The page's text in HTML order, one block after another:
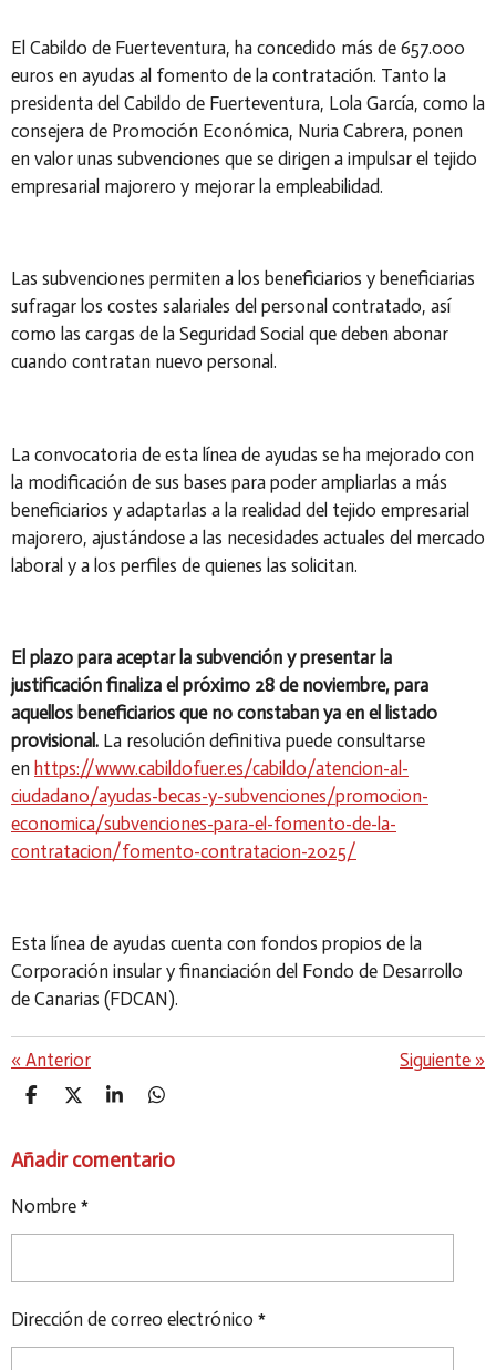
El Cabildo de Fuerteventura, ha concedido más de 657.000
euros en ayudas al fomento de la contratación. Tanto la
presidenta del Cabildo de Fuerteventura, Lola García, como la
consejera de Promoción Económica, Nuria Cabrera, ponen
en valor unas subvenciones que se dirigen a impulsar el tejido
empresarial majorero y mejorar la empleabilidad.
Las subvenciones permiten a los beneficiarios y beneficiarias
sufragar los costes salariales del personal contratado, así
como las cargas de la Seguridad Social que deben abonar
cuando contratan nuevo personal.
La convocatoria de esta línea de ayudas se ha mejorado con
la modificación de sus bases para poder ampliarlas a más
beneficiarios y adaptarlas a la realidad del tejido empresarial
majorero, ajustándose a las necesidades actuales del mercado
laboral y a los perfiles de quienes las solicitan.
El plazo para aceptar la subvención y presentar la
justificación finaliza el próximo 28 de noviembre, para
aquellos beneficiarios que no constaban ya en el listado
provisional. La resolución definitiva puede consultarse
en https://www.cabildofuer.es/cabildo/atencion-al-
ciudadano/ayudas-becas-y-subvenciones/promocion-
economica/subvenciones-para-el-fomento-de-la-
contratacion/fomento-contratacion-2025/
Esta línea de ayudas cuenta con fondos propios de la
Corporación insular y financiación del Fondo de Desarrollo
de Canarias (FDCAN).
« Anterior Siguiente »
C
P
T
I
C
P
T
I
C
P
I
C
P
I
Añadir comentario
Nombre *
Dirección de correo electrónico *